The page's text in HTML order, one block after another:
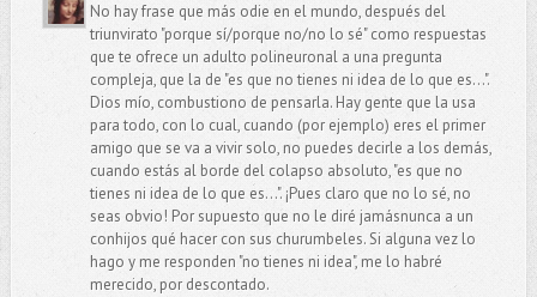
No hay frase que más odie en el mundo, después del
triunvirato "porque sí/porque no/no lo sé" como respuestas
que te ofrece un adulto polineuronal a una pregunta
compleja, que la de "es que no tienes ni idea de lo que es...".
Dios mío, combustiono de pensarla. Hay gente que la usa
para todo, con lo cual, cuando (por ejemplo) eres el primer
amigo que se va a vivir solo, no puedes decirle a los demás,
cuando estás al borde del colapso absoluto, "es que no
tienes ni idea de lo que es...". ¡Pues claro que no lo sé, no
seas obvio! Por supuesto que no le diré jamásnunca a un
conhijos qué hacer con sus churumbeles. Si alguna vez lo
hago y me responden "no tienes ni idea", me lo habré
merecido, por descontado.